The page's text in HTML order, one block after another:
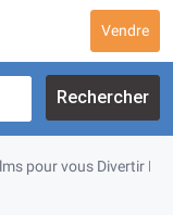
Vendre
Rechercher
pour vous Divertir